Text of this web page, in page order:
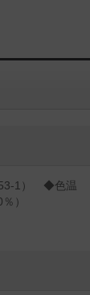
1） ◆色温
）